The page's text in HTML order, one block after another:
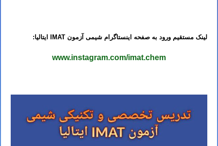
لینک مستقیم ورود به صفحه اینستاگرام شیمی آزمون IMAT ایتالیا:
www.instagram.com/imat.chem